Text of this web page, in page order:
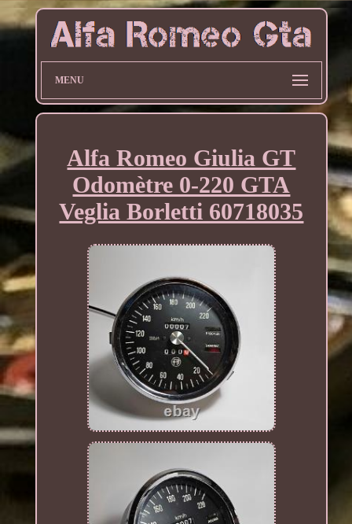
MENU
Alfa Romeo Giulia GT
Odomètre 0-220 GTA
Veglia Borletti 60718035